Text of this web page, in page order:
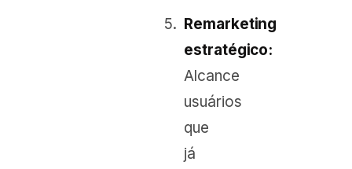
Remarketing
estratégico:
Alcance
usuários
que
já